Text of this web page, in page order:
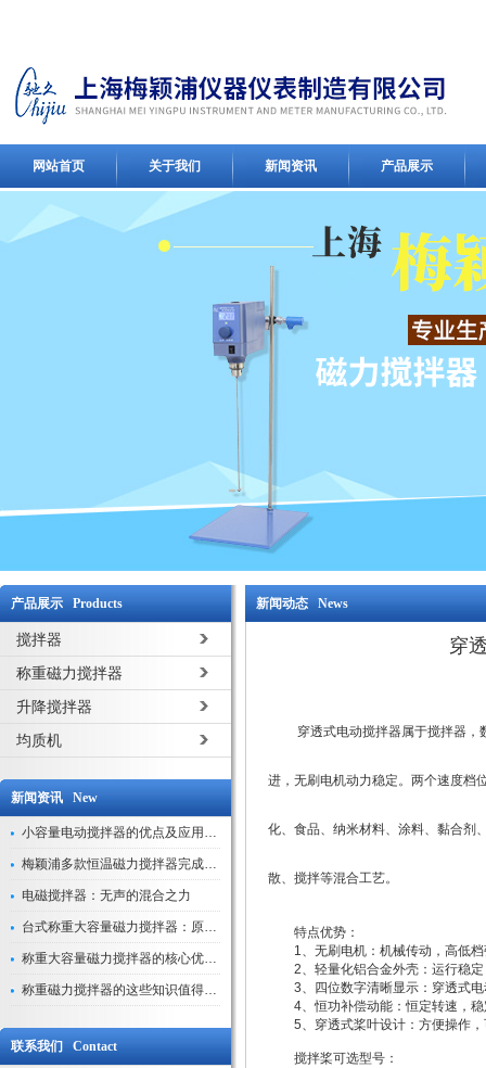
网站首页 关于我们 新闻资讯 产品展示
产品展示 Products
搅拌器
称重磁力搅拌器
升降搅拌器
均质机
新闻资讯 New
小容量电动搅拌器的优点及应用解析
梅颖浦多款恒温磁力搅拌器完成技术迭代 数字化操控全面升级
电磁搅拌器：无声的混合之力
台式称重大容量磁力搅拌器：原理与应用解析
称重大容量磁力搅拌器的核心优势解析
称重磁力搅拌器的这些知识值得我们学习
联系我们 Contact
新闻动态 News
穿
穿透式电动搅拌器属于搅拌器，数
进，无刷电机动力稳定。两个速度档
化、食品、纳米材料、涂料、黏合剂
散、搅拌等混合工艺。
特点优势：
1、无刷电机：机械传动，高低档
2、轻量化铝合金外壳：运行稳定
3、四位数字清晰显示：穿透式电
4、恒功补偿动能：恒定转速，稳
5、穿透式桨叶设计：方便操作，
搅拌桨可选型号：